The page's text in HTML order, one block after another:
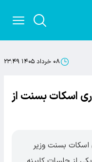
۰۸ خرداد ۱۴۰۵ ۲۳:۴۹
اسکات بسنت از
بسنت وزیر